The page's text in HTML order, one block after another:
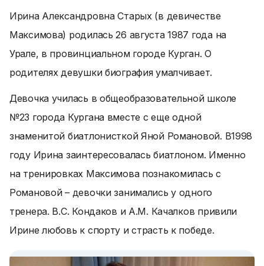
Ирина Александровна Старых (в девичестве
Максимова) родилась 26 августа 1987 года на
Урале, в провинциальном городе Курган. О
родителях девушки биография умалчивает.
Девочка училась в общеобразовательной школе
№23 города Кургана вместе с еще одной
знаменитой биатлонисткой Яной Романовой. В1998
году Ирина заинтересовалась биатлоном. Именно
на тренировках Максимова познакомилась с
Романовой – девочки занимались у одного
тренера. В.С. Кондаков и А.М. Качалков привили
Ирине любовь к спорту и страсть к победе.